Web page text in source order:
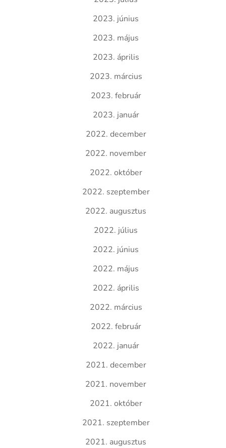
2023. június
2023. május
2023. április
2023. március
2023. február
2023. január
2022. december
2022. november
2022. október
2022. szeptember
2022. augusztus
2022. július
2022. június
2022. május
2022. április
2022. március
2022. február
2022. január
2021. december
2021. november
2021. október
2021. szeptember
2021. augusztus